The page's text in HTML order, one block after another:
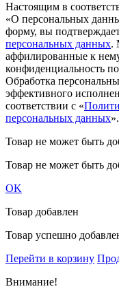
Настоящим в
«О персональных
форму, вы
персональных данных.
аффилированные к
конфиденциальность
Обработка
эффективного
соответствии с «
персональных данных».
Товар не может быть
Товар не может быть
OK
Товар добавлен
Товар успешно
Перейти в корзину
Внимание!